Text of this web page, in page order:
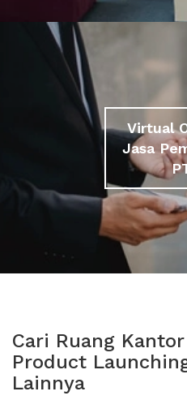
Virtual
Jasa
Cari Ruang
Product
Lainnya